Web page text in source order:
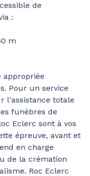
de
:
m
appropriée
Pour un service
l'assistance totale
funèbres de
Eclerc sont à vos
épreuve, avant et
en charge
de la crémation
Roc Eclerc